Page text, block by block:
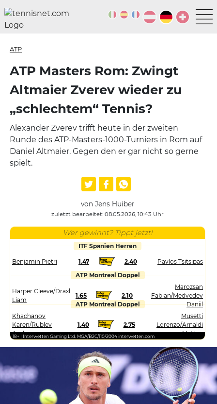
ATP
ATP Masters Rom: Zwingt
Altmaier Zverev wieder zu
„schlechtem“ Tennis?
Alexander Zverev trifft heute in der zweiten
Runde des ATP-Masters-1000-Turniers in Rom auf
Daniel Altmaier. Gegen den er gar nicht so gerne
spielt.
von Jens Huiber
zuletzt bearbeitet: 08.05.2026, 10:43 Uhr
Wer gewinnt? Tippt jetzt!
ITF Spanien Herren
Benjamin Pietri 1.47 2.40
Pavlos Tsitsipas
ATP Montreal Doppel
Harper Cleeve/Draxl
Liam
1.65 2.10
Marozsan
Fabian/Medvedev
Daniil
ATP Montreal Doppel
Khachanov
Karen/Rublev
Andrey
1.40 2.75
Musetti
Lorenzo/Arnaldi
Matteo
18+ | Interwetten Gaming Ltd. MGA/B2C/110/2004 interwetten.com